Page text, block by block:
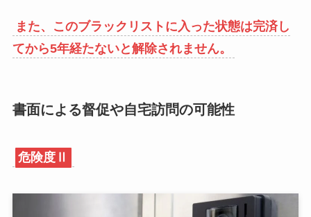
また、このブラックリストに入った状態は完済し
てから5年経たないと解除されません。
書面による督促や自宅訪問の可能性
危険度Ⅱ